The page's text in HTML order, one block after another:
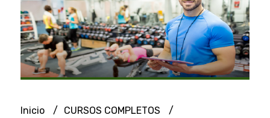
Inicio
CURSOS COMPLETOS